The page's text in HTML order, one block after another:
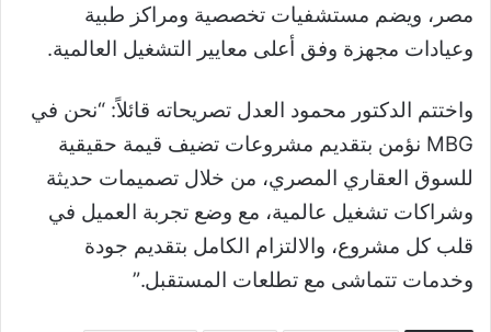
مصر، ويضم مستشفيات تخصصية ومراكز طبية
وعيادات مجهزة وفق أعلى معايير التشغيل العالمية.
واختتم الدكتور محمود العدل تصريحاته قائلاً: “نحن في
MBG نؤمن بتقديم مشروعات تضيف قيمة حقيقية
للسوق العقاري المصري، من خلال تصميمات حديثة
وشراكات تشغيل عالمية، مع وضع تجربة العميل في
قلب كل مشروع، والالتزام الكامل بتقديم جودة
وخدمات تتماشى مع تطلعات المستقبل.”